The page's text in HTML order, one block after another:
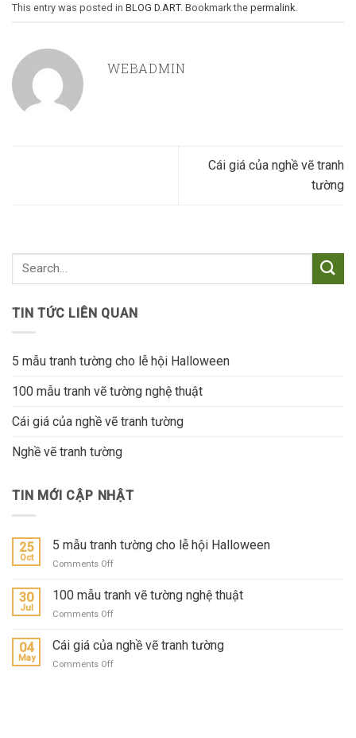
This entry was posted in BLOG D.ART. Bookmark the permalink
WEBADMIN
Cái giá của nghề vẽ tranh
tường
TIN TỨC LIÊN QUAN
5 mẫu tranh tường cho lễ hội Halloween
100 mẫu tranh vẽ tường nghệ thuật
Cái giá của nghề vẽ tranh tường
Nghề vẽ tranh tường
TIN MỚI CẬP NHẬT
25
Oct
5 mẫu tranh tường cho lễ hội Halloween
Comments Offon
mẫu
lễ
hội
30
Jul
100 mẫu tranh vẽ tường nghệ thuật
Comments Offon
mẫu
tranh
04
May
Cái giá của nghề vẽ tranh tường
Comments Offon